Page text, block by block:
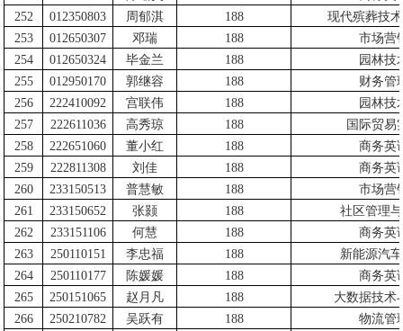
252
012350803 周郁淇 188
现代殡葬技
253
012650307 邓瑞 188
市场营
254
012650324 毕金兰 188
园林技
255
012950170 郭继容 188
财务管
256
222410092 宫联伟 188
园林技
257
222611036 高秀琼 188
国际贸易
258
222651060 董小红 188
商务英
259
222811308 刘佳 188
商务英
260
233150513 普慧敏 188
市场营
261
233150652 张颢 188
社区管理
262
233151106 何慧 188
商务英
263
250110151 李忠福 188
新能源汽
264
250110177 陈媛媛 188
商务英
265
250151065 赵月凡 188
大数据技术
266
250210782 吴跃有 188
物流管